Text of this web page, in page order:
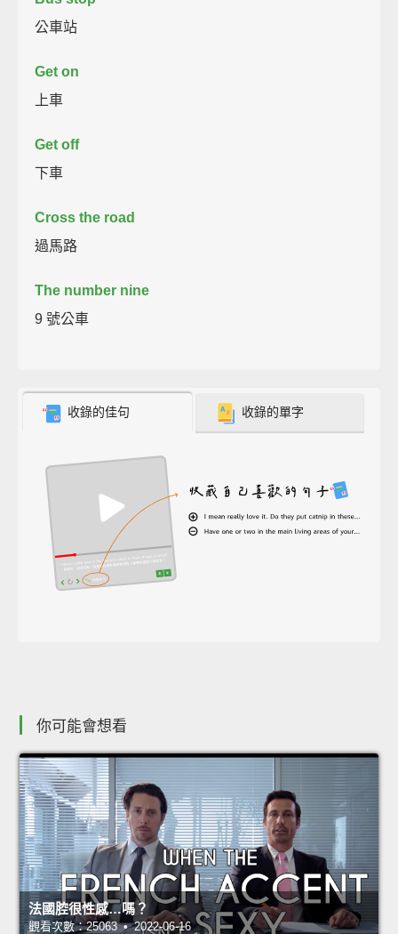
公車站
Get on
上車
Get off
下車
Cross the road
過馬路
The number nine
9 號公車
收錄的佳句 收錄的單字
你可能會想看
法國腔很性感…嗎？
觀看次數：25063 • 2022-06-16